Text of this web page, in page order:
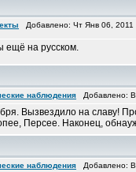
Добавлено: Чт Янв 06,
ещё на русском.
наблюдения Добавлено:
Вызвездило на славу!
Персее. Наконец,
наблюдения Добавлено: